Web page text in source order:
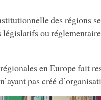
des régions
ou
en Europe fait
pas créé